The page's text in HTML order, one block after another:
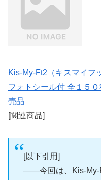
Kis-My-Ft2（キスマイフ
フォトシール付 全１５
売品
[関連商品]
[以下引用]
――今回は、Kis-My-